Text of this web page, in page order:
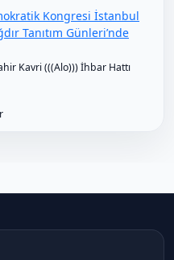
Kongresi İstanbul
Tanıtım Günleri’nde
Kavri (((Alo))) İhbar Hattı